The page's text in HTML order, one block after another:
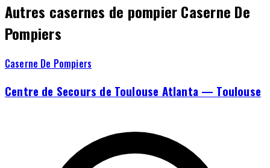
Autres casernes de pompier Caserne De
Pompiers
Caserne De Pompiers
Centre de Secours de Toulouse Atlanta — Toulouse